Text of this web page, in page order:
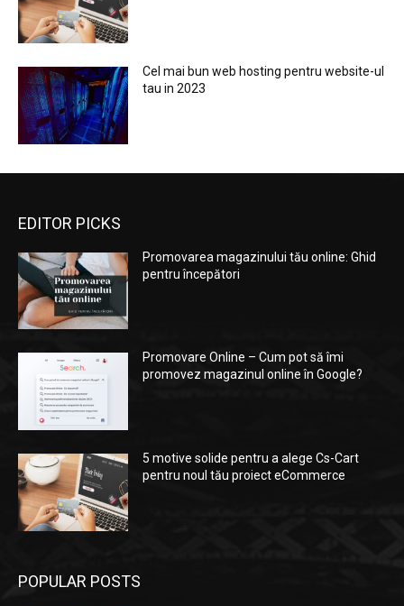
Cel mai bun web hosting pentru website-ul
tau in 2023
EDITOR PICKS
Promovarea magazinului tău online: Ghid
pentru începători
Promovare Online – Cum pot să îmi
promovez magazinul online în Google?
5 motive solide pentru a alege Cs-Cart
pentru noul tău proiect eCommerce
POPULAR POSTS